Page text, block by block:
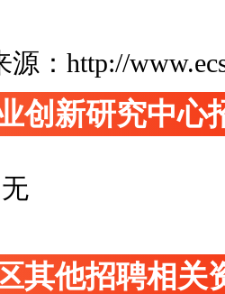
： http://
创新研究中心
其他招聘相关